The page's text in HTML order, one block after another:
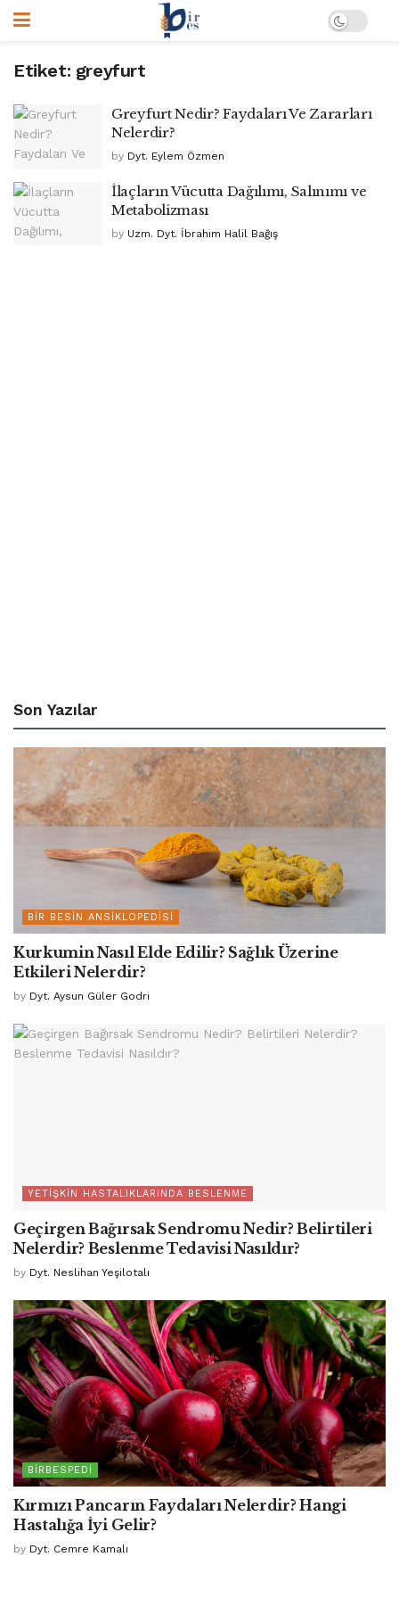
Etiket: greyfurt
Greyfurt Nedir? Faydaları Ve Zararları
Nelerdir?
by Dyt. Eylem Özmen
İlaçların Vücutta Dağılımı, Salınımı ve
Metabolizması
by Uzm. Dyt. İbrahim Halil Bağış
Son Yazılar
BIR BESIN ANSIKLOPEDISI
Kurkumin Nasıl Elde Edilir? Sağlık Üzerine
Etkileri Nelerdir?
by Dyt. Aysun Güler Godri
YETIŞKIN HASTALIKLARINDA BESLENME
Geçirgen Bağırsak Sendromu Nedir? Belirtileri
Nelerdir? Beslenme Tedavisi Nasıldır?
by Dyt. Neslihan Yeşilotalı
BIRBESPEDI
Kırmızı Pancarın Faydaları Nelerdir? Hangi
Hastalığa İyi Gelir?
by Dyt. Cemre Kamalı